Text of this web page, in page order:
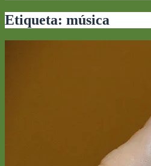
Etiqueta: música